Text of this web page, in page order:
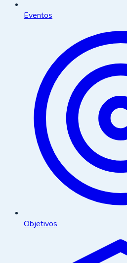
Eventos
Objetivos